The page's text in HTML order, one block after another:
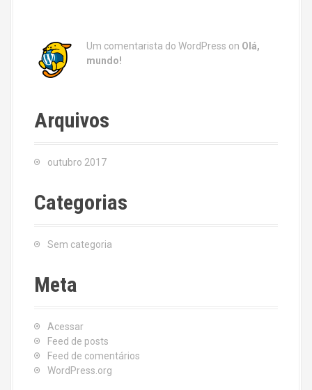
Um comentarista do WordPress on Olá,
mundo!
Arquivos
outubro 2017
Categorias
Sem categoria
Meta
Acessar
Feed de posts
Feed de comentários
WordPress.org